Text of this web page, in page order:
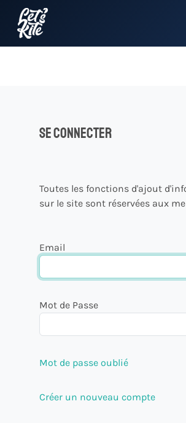
Se connecter
Toutes les fonctions d'ajout
sur le site sont réservées aux
Email
Mot de Passe
Mot de passe oublié
Créer un nouveau compte